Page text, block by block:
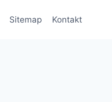
Sitemap Kontakt